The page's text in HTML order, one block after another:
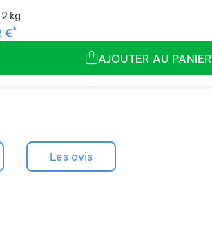
kg
€*
AJOUTER AU PANIER
Les avis